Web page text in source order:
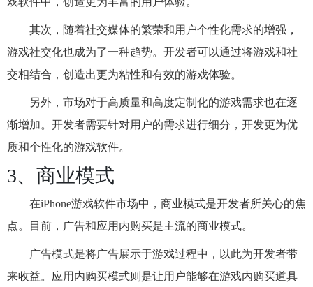
其次，随着社交媒体的繁荣和用户个性化需求的增强，
游戏社交化也成为了一种趋势。开发者可以通过将游戏和社
交相结合，创造出更为粘性和有效的游戏体验。
另外，市场对于高质量和高度定制化的游戏需求也在逐
渐增加。开发者需要针对用户的需求进行细分，开发更为优
质和个性化的游戏软件。
3、商业模式
在iPhone游戏软件市场中，商业模式是开发者所关心的焦
点。目前，广告和应用内购买是主流的商业模式。
广告模式是将广告展示于游戏过程中，以此为开发者带
来收益。应用内购买模式则是让用户能够在游戏内购买道具